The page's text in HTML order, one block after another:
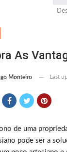
As
Monteiro Last
de uma
pode ser a